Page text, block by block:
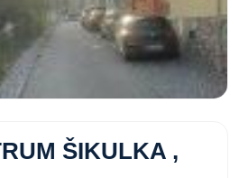
ŠIKULKA ,